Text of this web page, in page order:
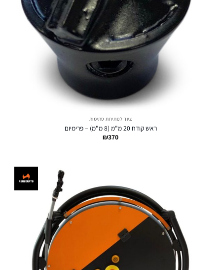
ציוד לפתיחת סתימות
ראש קודח 20 מ"מ (8 מ"מ) – פרימיום
₪370